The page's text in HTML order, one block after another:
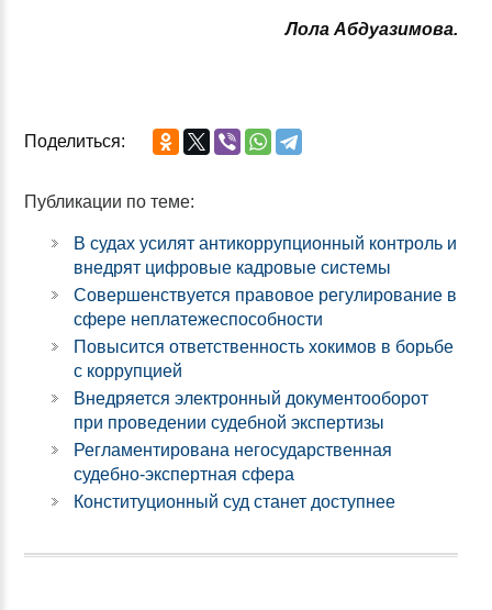
Лола Абдуазимова.
Поделиться:
Публикации по теме:
В судах усилят антикоррупционный контроль и
внедрят цифровые кадровые системы
Совершенствуется правовое регулирование в
сфере неплатежеспособности
Повысится ответственность хокимов в борьбе
с коррупцией
Внедряется электронный документооборот
при проведении судебной экспертизы
Регламентирована негосударственная
судебно-экспертная сфера
Конституционный суд станет доступнее